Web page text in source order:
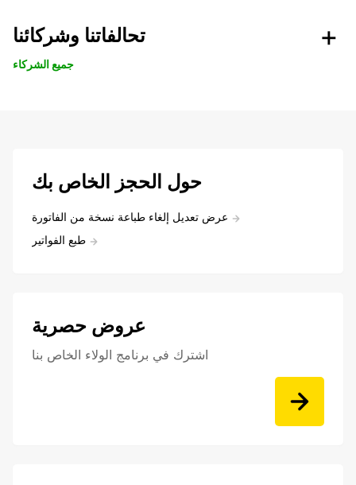
تحالفاتنا وشركائنا
جميع الشركاء
حول الحجز الخاص بك
عرض تعديل إلغاء طباعة نسخة من الفاتورة
طبع الفواتير
عروض حصرية
اشترك في برنامج الولاء الخاص بنا